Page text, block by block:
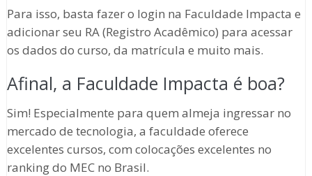
Para isso, basta fazer o login na Faculdade Impacta e
adicionar seu RA (Registro Acadêmico) para acessar
os dados do curso, da matrícula e muito mais.
Afinal, a Faculdade Impacta é boa?
Sim! Especialmente para quem almeja ingressar no
mercado de tecnologia, a faculdade oferece
excelentes cursos, com colocações excelentes no
ranking do MEC no Brasil.